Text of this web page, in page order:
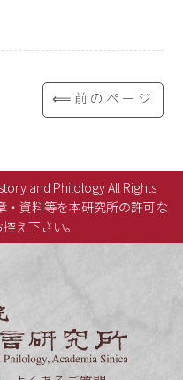
⟸前のページ
and Philology All Rights
・資料等を本研究所の許可な
え下さい。